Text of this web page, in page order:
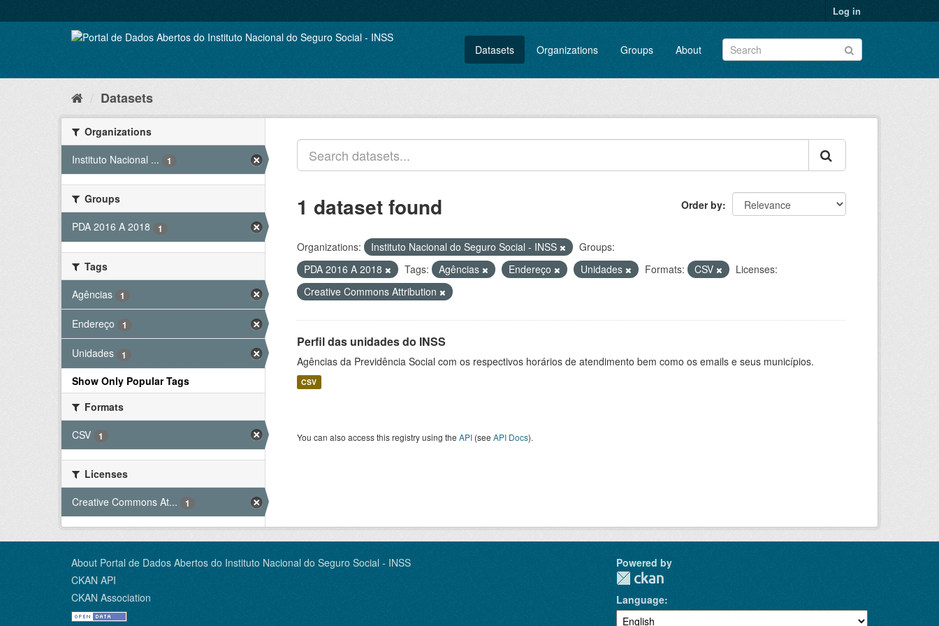
to
Log in
Datasets Organizations Groups About
Datasets
Organizations
Instituto Nacional ...
1
Groups
PDA 2016 A 2018
1
Tags
Agências
1
Endereço 1
Unidades 1
Show Only Popular Tags
Formats
CSV
1
Licenses
Creative Commons At...
1
Order by
1 dataset found
Organizations: Instituto Nacional do Seguro Social - INSS
Groups:
PDA 2016 A 2018
Tags: Agências Endereço Unidades Formats: CSV
Licenses:
Creative Commons Attribution
Perfil das unidades do INSS
Agências da Previdência Social com os respectivos horários de atendimento bem como os emails e seus municípios.
CSV
You can also access this registry using the API (see API Docs).
About Portal de Dados Abertos do Instituto Nacional do Seguro Social - INSS
CKAN API
CKAN Association
Powered by
Language